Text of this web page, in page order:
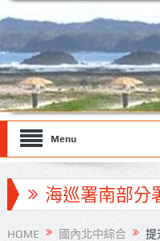
Menu
海巡署南部分
勉提升巡防戰力
HOME 國內北中綜合
提